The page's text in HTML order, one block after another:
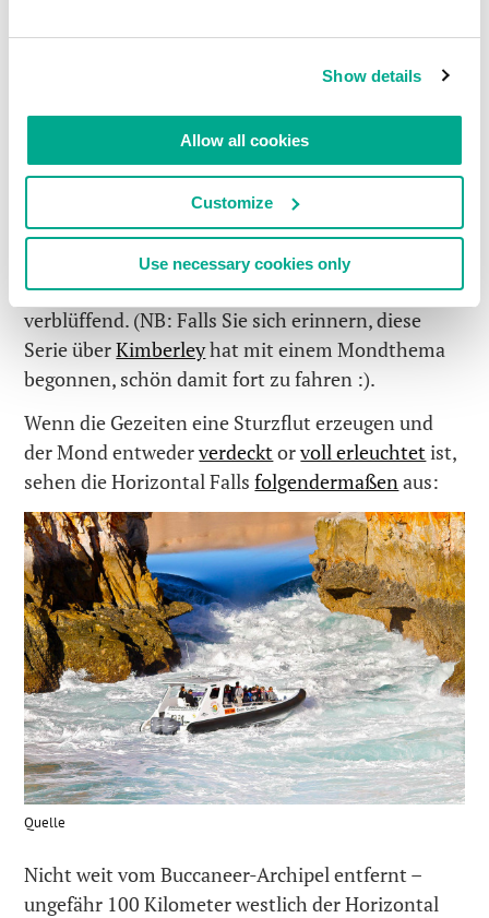
Show details
Allow all cookies
Customize
Use necessary cookies only
Flut oder Ebbe zu warten, um das volle Spektakel
zu sehen. Und das am besten, wenn die Gezeiten
die höchsten und niedrigsten Wasserstände
erzeugen: bei Neumond oder Vollmond. Der Mond
ist hier der Schlüssel: Er, und er alleine,
entscheidet über die Gezeiten – wie hoch, wie
niedrig, wie schnell das Wasser steigt und fällt…
Diese WeltDieses Universum, stimmt’s? Einfach
verblüffend. (NB: Falls Sie sich erinnern, diese
Serie überKimberleyhat mit einem Mondthema
begonnen, schön damit fort zu fahren :).
Wenn die Gezeiten eine Sturzflut erzeugen und
der Mond entwederverdecktorvoll erleuchtetist,
sehen die Horizontal Fallsfolgendermaßenaus:
Quelle
Nicht weit vom Buccaneer-Archipel entfernt –
ungefähr 100 Kilometer westlich der Horizontal